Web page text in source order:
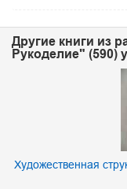
Другие книги из
Рукоделие" (590)
Художественная